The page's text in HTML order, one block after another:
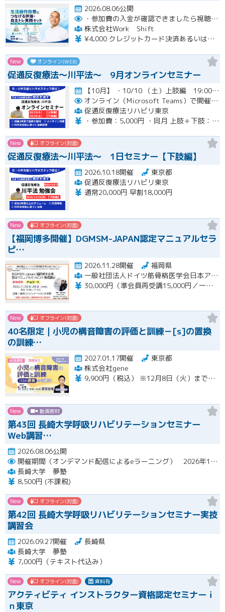
2026.08.06公開
・参加費の入金が確認できましたら視聴用URLとパスワードおよび資料をお申込みいただきましたメールアドレスに送付します。
株式会社Work Shift
¥4,000 クレジットカード決済あるいは銀行振込となります。
New オンライン(WEB)
促通反復療法〜川平法〜 9月オンラインセミナー
【10月】 ・10/10 （土）上肢編 19:00-20:30(最大21:00) ・10/24（土）下肢編 19…開催
オンライン（Microsoft Teams）で開催。ご入金確認後メールにてURLをお知らせいたします。
促通反復療法リハビリ東京
・参加費：5,000円 ・同月 上肢＋下肢：9,000円
New オフライン(対面)
促通反復療法〜川平法〜 1日セミナー【下肢編】
2026.10.18開催
東京都
促通反復療法リハビリ東京
通常20,000円 早割18,000円
New オフライン(対面)
【福岡博多開催】DGMSM-JAPAN認定マニュアルセラ
ピ…
2026.11.28開催
福岡県
一般社団法人ドイツ筋骨格医学会日本アカデミー（DGMSM-JAPAN）福岡博多会場
30,000円（準会員再受講15,000円／一般会員13,000円）
New オフライン(対面)
40名限定｜小児の構音障害の評価と訓練－[s]の置換
の訓練…
2027.01.17開催
東京都
株式会社gene
9,900円（税込） ※12月8日（火）までの限定価格※ 12月9日（水）以降のお申込みは13,200円（税込）となります。 当日会場にてお支払いください（現金のみ） 【キャンセルについて】 1月11日（月）午前8時以降のキャンセルは、キャンセル料（セミナー受講料全額）が発生いたします。
New 動画教材
第43回 長崎大学呼吸リハビリテーションセミナー
Web講習…
2026.08.06公開
開催期間（オンデマンド配信によるeラーニング） 2026年10月2日（金）～10月29日（木）
長崎大学 夢塾
8,500円 (不課税)
New オフライン(対面)
第42回 長崎大学呼吸リハビリテーションセミナー実技
講習会
2026.09.27開催
長崎県
長崎大学 夢塾
7,000円（テキスト代込み）
New オフライン(対面) 資料有
アクティビティ インストラクター資格認定セミナーｉ
ｎ東京